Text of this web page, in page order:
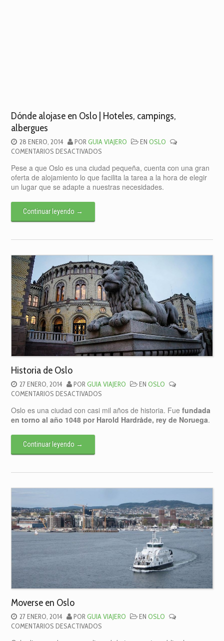
Dónde alojase en Oslo | Hoteles, campings,
albergues
28 ENERO, 2014 PORGUIA VIAJERO ENOSLO
COMENTARIOS DESACTIVADOS
ALOJASE
EN
OSLO
Pese a que Oslo es una ciudad pequeña, cuenta con una gran
oferta de alojamiento lo que facilita la tarea a la hora de elegir
un lugar que se adapte a nuestras necesidades.
Continuar leyendo →
Historia de Oslo
27 ENERO, 2014 PORGUIA VIAJERO ENOSLO
COMENTARIOS DESACTIVADOS
DE
OSLO
Oslo es una ciudad con casi mil años de historia. Fue fundada
en torno al año 1048 por Harold Hardråde, rey de Noruega.
Continuar leyendo →
Moverse en Oslo
27 ENERO, 2014 PORGUIA VIAJERO ENOSLO
COMENTARIOS DESACTIVADOS